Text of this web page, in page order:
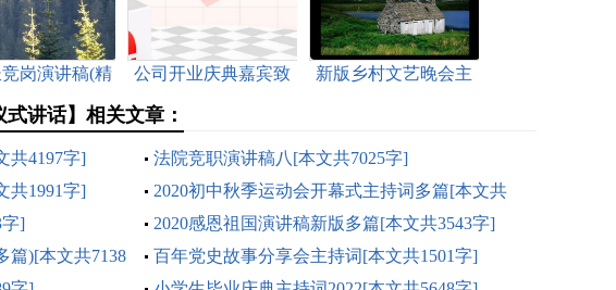
岗演讲稿(精
字]
公司开业庆典嘉宾致
新版乡村文艺晚会主
式讲话】相关文章：
共4197字]
法院竞职演讲稿八[本文共7025字]
共1991字]
2020初中秋季运动会开幕式主持词多篇[本文共
5706字]
]
2020感恩祖国演讲稿新版多篇[本文共3543字]
篇)[本文共7138
百年党史故事分享会主持词[本文共1501字]